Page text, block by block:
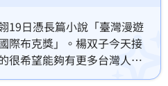
19日憑長篇小說「臺灣漫遊
際布克獎」。楊双子今天接
很希望能夠有更多台灣人和
讓我們一起被看見吧」。